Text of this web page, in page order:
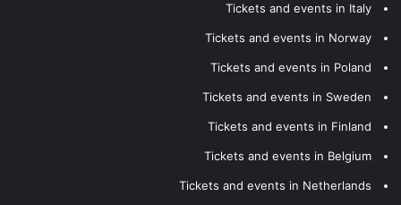
Tickets and events in Italy
Tickets and events in Norway
Tickets and events in Poland
Tickets and events in Sweden
Tickets and events in Finland
Tickets and events in Belgium
Tickets and events in Netherlands